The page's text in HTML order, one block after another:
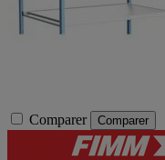
Comparer Comparer